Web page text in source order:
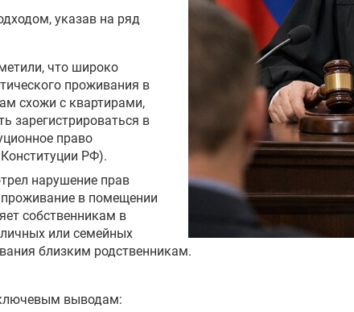
указав на ряд
что широко
проживания в
схожи с квартирами,
зарегистрироваться в
право
РФ).
нарушение прав
в помещении
собственникам в
или семейных
близким родственникам.
выводам: